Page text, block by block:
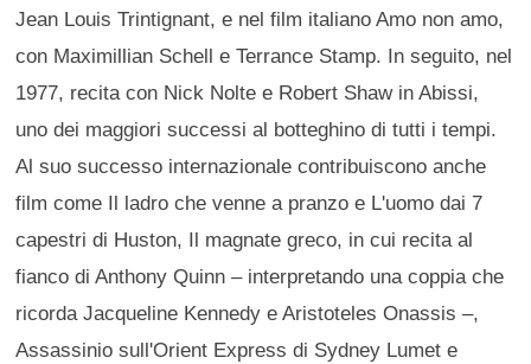
Jean Louis Trintignant, e nel film italiano Amo non amo,
con Maximillian Schell e Terrance Stamp. In seguito, nel
1977, recita con Nick Nolte e Robert Shaw in Abissi,
uno dei maggiori successi al botteghino di tutti i tempi.
Al suo successo internazionale contribuiscono anche
film come Il ladro che venne a pranzo e L'uomo dai 7
capestri di Huston, Il magnate greco, in cui recita al
fianco di Anthony Quinn ‒ interpretando una coppia che
ricorda Jacqueline Kennedy e Aristoteles Onassis ‒,
Assassinio sull'Orient Express di Sydney Lumet e